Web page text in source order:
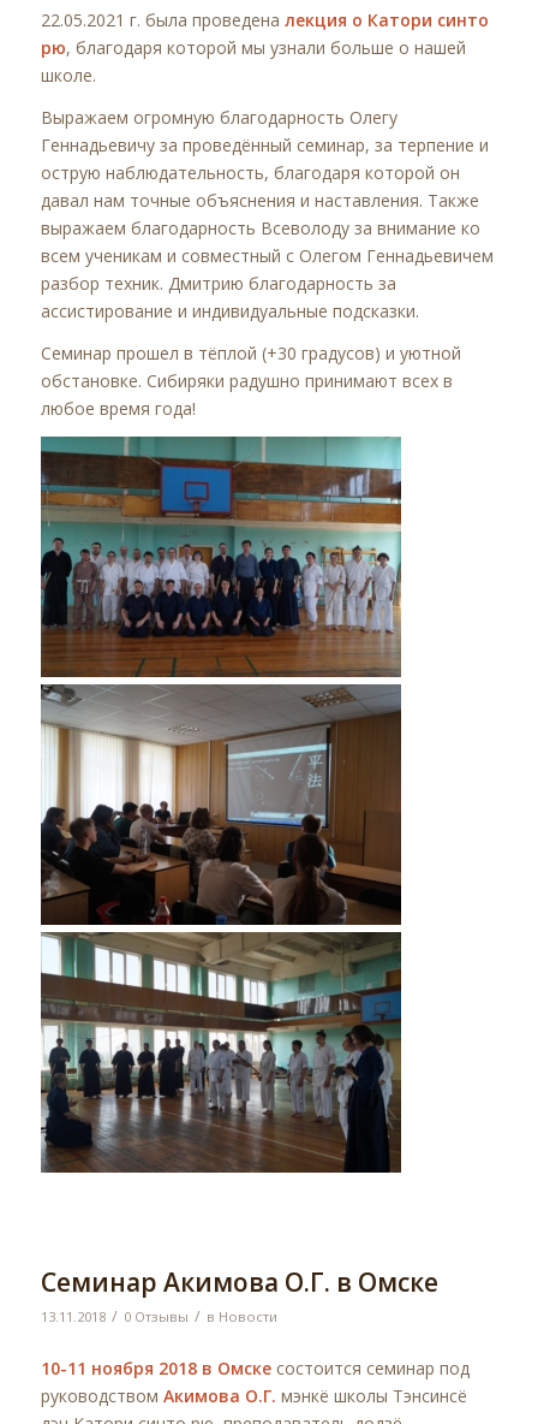
22.05.2021 г. была проведена лекция о Катори синто
рю, благодаря которой мы узнали больше о нашей
школе.
Выражаем огромную благодарность Олегу
Геннадьевичу за проведённый семинар, за терпение и
острую наблюдательность, благодаря которой он
давал нам точные объяснения и наставления. Также
выражаем благодарность Всеволоду за внимание ко
всем ученикам и совместный с Олегом Геннадьевичем
разбор техник. Дмитрию благодарность за
ассистирование и индивидуальные подсказки.
Семинар прошел в тёплой (+30 градусов) и уютной
обстановке. Сибиряки радушно принимают всех в
любое время года!
Семинар Акимова О.Г. в Омске
13.11.2018 / 0 Отзывы / в Новости
10-11 ноября 2018 в Омскесостоится семинар под
руководством Акимова О.Г. мэнкё школы Тэнсинсё